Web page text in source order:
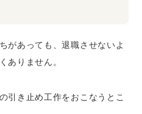
があっても、退職させないよ
ありません。
引き止め工作をおこなうとこ